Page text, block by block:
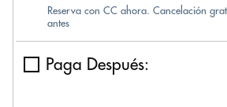
Reserva con CC ahora. Cancelación
antes
Paga Después: